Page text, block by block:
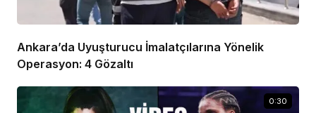
Ankara’da Uyuşturucu İmalatçılarına Yönelik
Operasyon: 4 Gözaltı
0:30